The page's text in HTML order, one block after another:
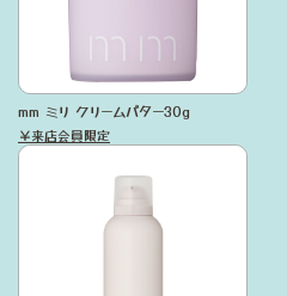
mm ミリ クリームバター30g
￥来店会員限定